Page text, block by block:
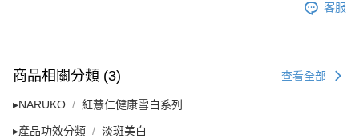
客服
商品相關分類 (3) 查看全部
▸NARUKO 紅薏仁健康雪白系列
▸產品功效分類 淡斑美白